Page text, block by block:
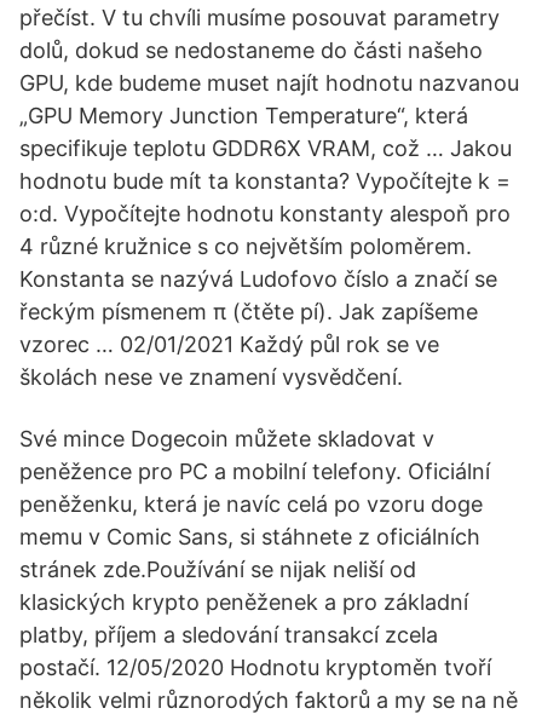
přečíst. V tu chvíli musíme posouvat parametry
dolů, dokud se nedostaneme do části našeho
GPU, kde budeme muset najít hodnotu nazvanou
„GPU Memory Junction Temperature“, která
specifikuje teplotu GDDR6X VRAM, což … Jakou
hodnotu bude mít ta konstanta? Vypočítejte k =
o:d. Vypočítejte hodnotu konstanty alespoň pro
4 různé kružnice s co největším poloměrem.
Konstanta se nazývá Ludofovo číslo a značí se
řeckým písmenem π (čtěte pí). Jak zapíšeme
vzorec … 02/01/2021 Každý půl rok se ve
školách nese ve znamení vysvědčení.
Své mince Dogecoin můžete skladovat v
peněžence pro PC a mobilní telefony. Oficiální
peněženku, která je navíc celá po vzoru doge
memu v Comic Sans, si stáhnete z oficiálních
stránek zde.Používání se nijak neliší od
klasických krypto peněženek a pro základní
platby, příjem a sledování transakcí zcela
postačí. 12/05/2020 Hodnotu kryptoměn tvoří
několik velmi různorodých faktorů a my se na ně